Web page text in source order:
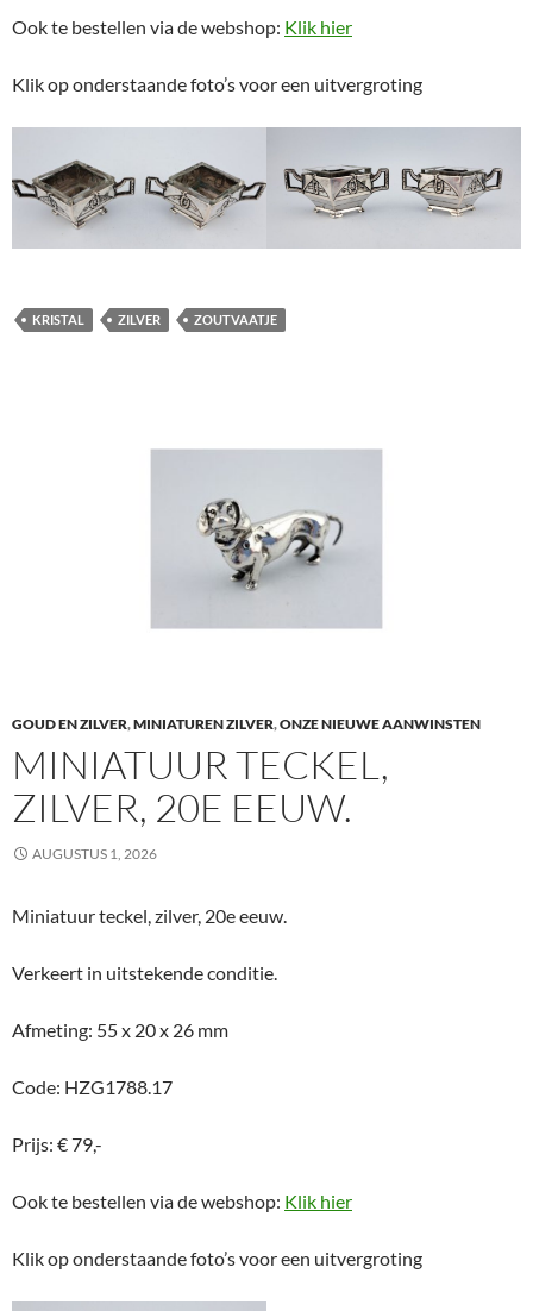
Ook te bestellen via de webshop: Klik hier
Klik op onderstaande foto’s voor een uitvergroting
KRISTAL ZILVER ZOUTVAATJE
GOUD EN ZILVER,MINIATUREN ZILVER,ONZE NIEUWE AANWINSTEN
MINIATUUR TECKEL,
ZILVER, 20E EEUW.
AUGUSTUS 1, 2026
Miniatuur teckel, zilver, 20e eeuw.
Verkeert in uitstekende conditie.
Afmeting: 55 x 20 x 26 mm
Code: HZG1788.17
Prijs: € 79,-
Ook te bestellen via de webshop: Klik hier
Klik op onderstaande foto’s voor een uitvergroting